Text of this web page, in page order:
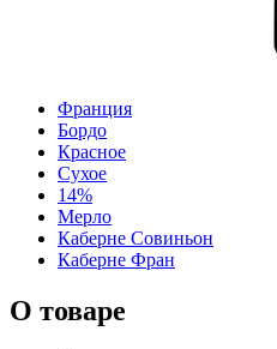
Франция
Бордо
Красное
Сухое
14%
Мерло
Каберне Совиньон
Каберне Фран
О товаре